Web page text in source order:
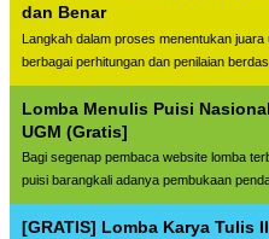
dan Benar
Langkah dalam proses menentukan
berbagai perhitungan dan penilaian
Lomba Menulis Puisi
UGM (Gratis]
Bagi segenap pembaca website lomba
puisi barangkali adanya pembukaan
[GRATIS] Lomba Karya Tulis